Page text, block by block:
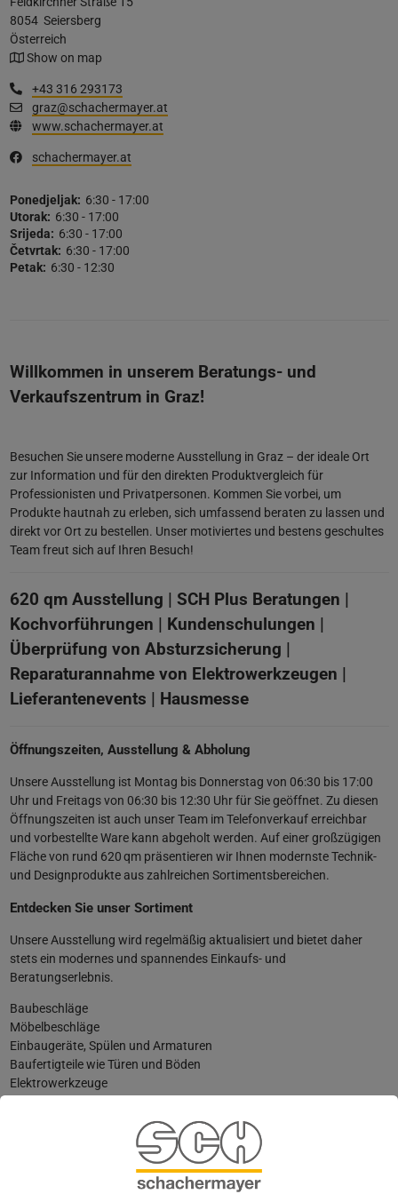
8054 Seiersberg
Österreich
Show on map
+43 316 293173
graz@schachermayer.at
www.schachermayer.at
schachermayer.at
Ponedjeljak: 6:30 - 17:00
Utorak: 6:30 - 17:00
Srijeda: 6:30 - 17:00
Četvrtak: 6:30 - 17:00
Petak: 6:30 - 12:30
Willkommen in unserem Beratungs- und
Verkaufszentrum in Graz!
Besuchen Sie unsere moderne Ausstellung in Graz – der ideale Ort
zur Information und für den direkten Produktvergleich für
Professionisten und Privatpersonen. Kommen Sie vorbei, um
Produkte hautnah zu erleben, sich umfassend beraten zu lassen und
direkt vor Ort zu bestellen. Unser motiviertes und bestens geschultes
Team freut sich auf Ihren Besuch!
620 qm Ausstellung | SCH Plus Beratungen |
Kochvorführungen | Kundenschulungen |
Überprüfung von Absturzsicherung |
Reparaturannahme von Elektrowerkzeugen |
Lieferantenevents | Hausmesse­
Öffnungszeiten, Ausstellung & Abholung
Unsere Ausstellung ist Montag bis Donnerstag von 06:30 bis 17:00
Uhr und Freitags von 06:30 bis 12:30 Uhr für Sie geöffnet. Zu diesen
Öffnungszeiten ist auch unser Team im Telefonverkauf erreichbar
und vorbestellte Ware kann abgeholt werden. Auf einer großzügigen
Fläche von rund 620 qm präsentieren wir Ihnen modernste Technik-
und Designprodukte aus zahlreichen Sortimentsbereichen.
Entdecken Sie unser Sortiment
Unsere Ausstellung wird regelmäßig aktualisiert und bietet daher
stets ein modernes und spannendes Einkaufs- und
Beratungserlebnis.
Baubeschläge
Möbelbeschläge
Einbaugeräte, Spülen und Armaturen
Baufertigteile wie Türen und Böden
Elektrowerkzeuge
Unsere Dienstleistungen ­— Ihr Mehrwert
Neben der umfangreichen Ausstellung bieten wir Ihnen auch
kompetente Fachberatung. Besonders gefragt ist unsere